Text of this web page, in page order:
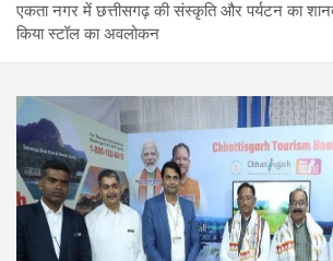
एकता नगर में छत्तीसगढ़ की संस्कृति और पर्यटन का
किया स्टॉल का अवलोकन